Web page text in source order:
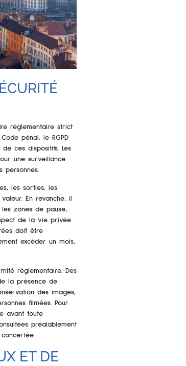
réglementaire strict
pénal, le RGPD
ces dispositifs. Les
une surveillance
personnes.
les sorties, les
En revanche, il
zones de pause,
de la vie privée
doit être
excéder un mois,
réglementaire. Des
la présence de
des images,
filmées. Pour
avant toute
préalablement
ET DE